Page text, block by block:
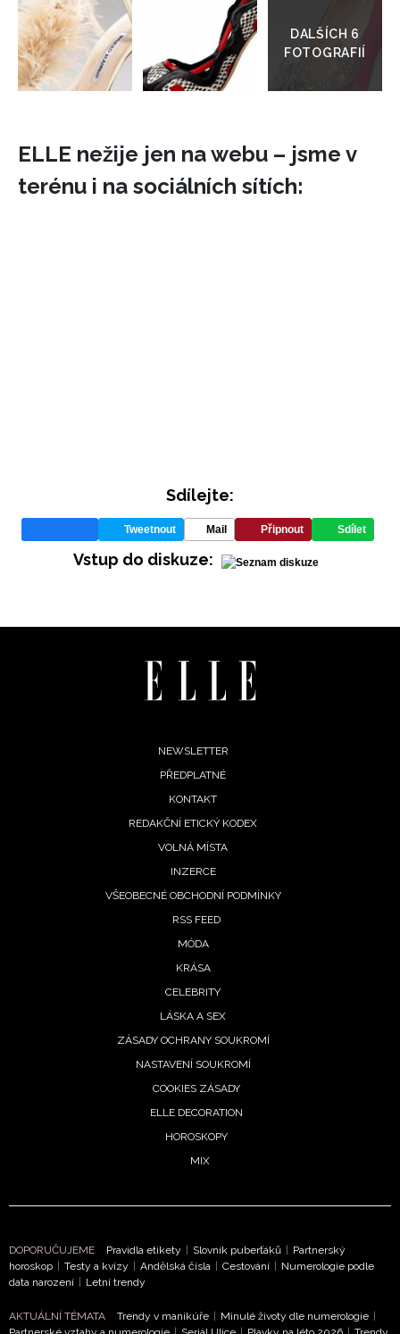
INFORMACE
NEWSLETTER
ochrany soukromí- BurdaMedia Extra s.r.o. bude s
Vašimi údaji pracovat zejména k organizaci a
galerie
ELLE nežije jen na webu – jsme v
terénu i na sociálních sítích:
Sdílejte:
Tweetnout Mail Připnout Sdílet
Vstup do diskuze:
NEWSLETTER
PŘEDPLATNÉ
KONTAKT
REDAKČNÍ ETICKÝ KODEX
VOLNÁ MÍSTA
INZERCE
VŠEOBECNÉ OBCHODNÍ PODMÍNKY
RSS FEED
MÓDA
KRÁSA
CELEBRITY
LÁSKA A SEX
ZÁSADY OCHRANY SOUKROMÍ
NASTAVENÍ SOUKROMÍ
COOKIES ZÁSADY
ELLE DECORATION
HOROSKOPY
MIX
DOPORUČUJEME Pravidla etikety Slovník puberťáků
Partnerský
horoskop
Testy a kvízy Andělská čísla Cestování
Numerologie podle
data narození
Letní trendy
AKTUÁLNÍ TÉMATA Trendy v manikúře Minulé životy dle numerologie